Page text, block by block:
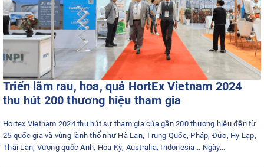
Triển lãm rau, hoa, quả HortEx Vietnam 2024
thu hút 200 thương hiệu tham gia
Hortex Vietnam 2024 thu hút sự tham gia của gần 200 thương hiệu đến từ
25 quốc gia và vùng lãnh thổ như Hà Lan, Trung Quốc, Pháp, Đức, Hy Lạp,
Thái Lan, Vương quốc Anh, Hoa Kỳ, Australia, Indonesia... Ngày...